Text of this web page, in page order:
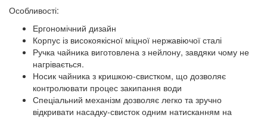
Особливості:
Ергономічний дизайн
Корпус із високоякісної міцної нержавіючої сталі
Ручка чайника виготовлена з нейлону, завдяки чому не
нагрівається.
Носик чайника з кришкою-свистком, що дозволяє
контролювати процес закипання води
Спеціальний механізм дозволяє легко та зручно
відкривати насадку-свисток одним натисканням на